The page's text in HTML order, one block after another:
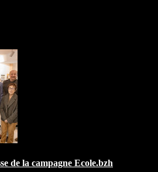
de la campagne Ecole.bzh